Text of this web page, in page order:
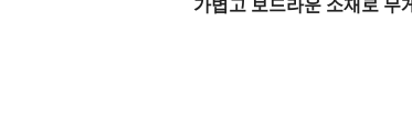
가볍고 보드라운 소재로 무